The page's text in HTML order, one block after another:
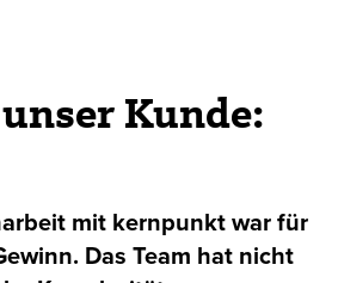
Kunde:
mit kernpunkt war für
Das Team hat nicht